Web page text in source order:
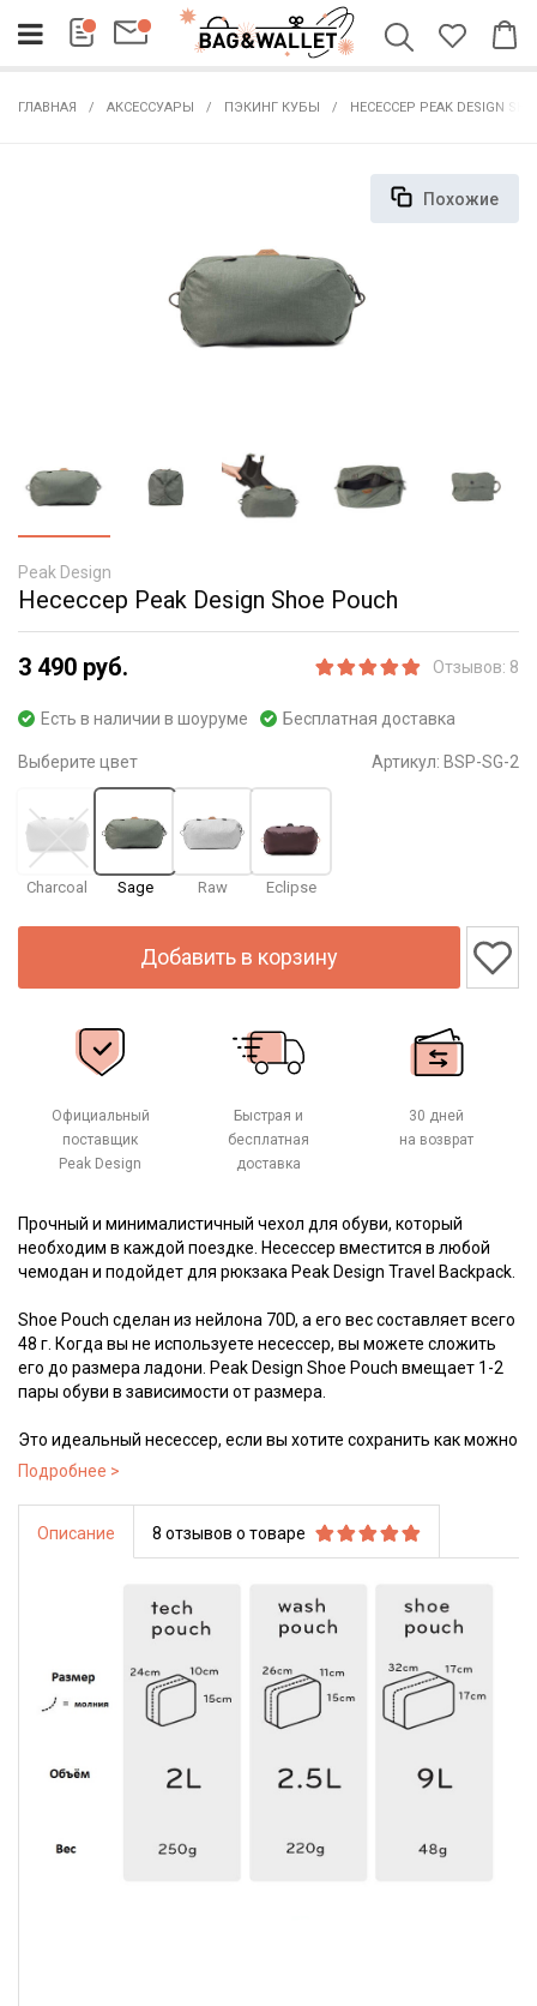
ГЛАВНАЯ АКСЕССУАРЫ ПЭКИНГ КУБЫ НЕСЕССЕР PEAK DESIGN
Похожие
Peak Design
Несессер Peak Design Shoe Pouch
3 490 руб. Отзывов: 8
Есть в наличии в шоуруме Бесплатная доставка
Выберите цвет Артикул: BSP-SG-2
Charcoal Sage Raw Eclipse
Добавить в корзину
Официальный
поставщик
Peak Design
Быстрая и
бесплатная
доставка
30 дней
на возврат
Прочный и минималистичный чехол для обуви, который
необходим в каждой поездке. Несессер вместится в любой
чемодан и подойдет для рюкзака Peak Design Travel Backpack.
Shoe Pouch cделан из нейлона 70D, а его вес составляет всего
48 г. Когда вы не используете несессер, вы можете сложить
его до размера ладони. Peak Design Shoe Pouch вмещает 1-2
пары обуви в зависимости от размера.
Это идеальный несессер, если вы хотите сохранить как можно
больше места в вашей сумке.
Описание 8 отзывов о товаре